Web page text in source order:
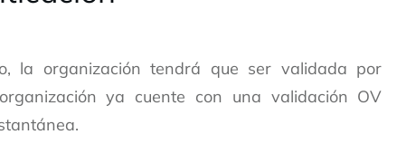
la organización tendrá que ser validada por
ya cuente con una validación OV